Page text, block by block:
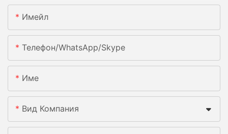
Имейл
Телефон/WhatsApp/Skype
Име
Вид Компания